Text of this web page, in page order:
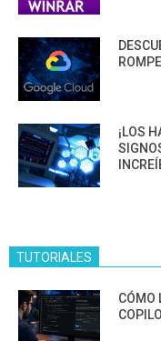
¡LOS
TUTORIALES
CÓMO